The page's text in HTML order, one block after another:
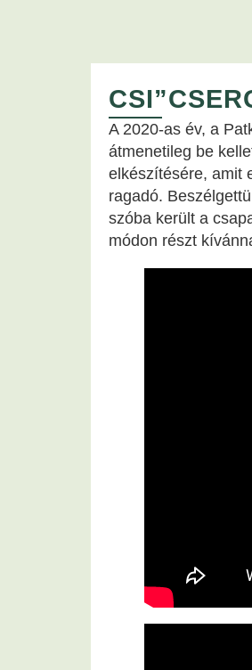
A 2020-as év, a
átmenetileg be
elkészítésére, amit
ragadó.
szóba került a
módon részt